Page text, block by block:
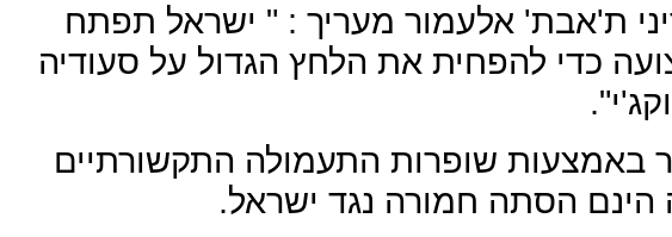
ת'אבת' אלעמור מעריך : " ישראל תפתח
כדי להפחית את הלחץ הגדול על סעודיה
באמצעות שופרות התעמולה התקשורתיים
הינם הסתה חמורה נגד ישראל.